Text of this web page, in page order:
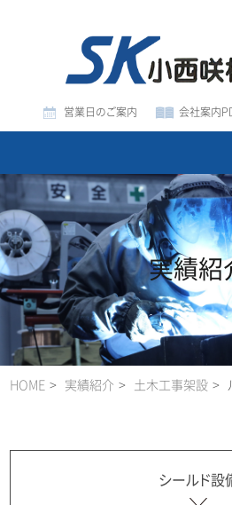
営業日のご案内 会社案内
実績紹
HOME 実績紹介 土木工事架設
シールド設